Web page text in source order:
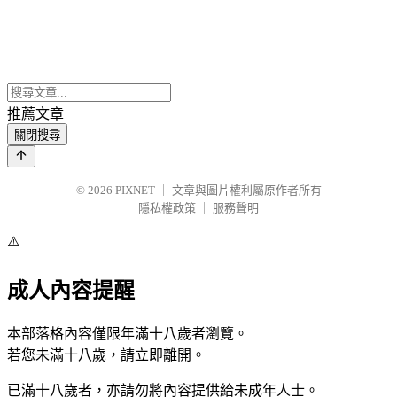
推薦文章
關閉搜尋
© 2026 PIXNET
文章與圖片權利屬原作者所有
隱私權政策
服務聲明
⚠️
成人內容提醒
本部落格內容僅限年滿十八歲者瀏覽。
若您未滿十八歲，請立即離開。
已滿十八歲者，亦請勿將內容提供給未成年人士。